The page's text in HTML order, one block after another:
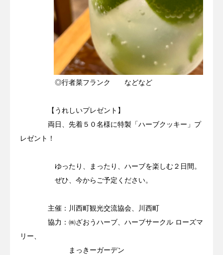
◎行者菜フランク などなど
【うれしいプレゼント】
両日、先着５０名様に特製「ハーブクッキー」プ
レゼント！
ゆったり、まったり、ハーブを楽しむ２日間。
ぜひ、今からご予定ください。
主催：川西町観光交流協会、川西町
協力：㈱ざおうハーブ、ハーブサークル ローズマ
リー、
まっきーガーデン